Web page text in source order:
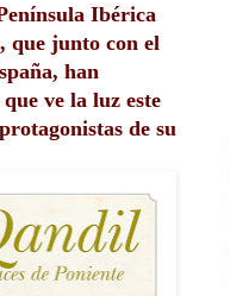
Ibérica
que junto con el
han
ve la luz este
de su